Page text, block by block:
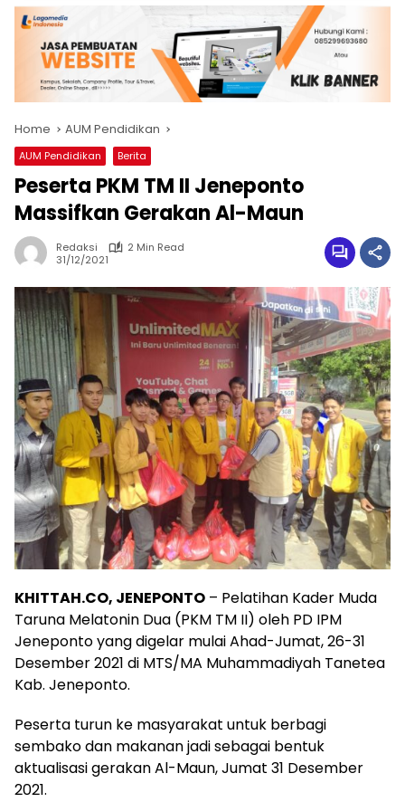
Home AUM Pendidikan
AUM Pendidikan Berita
Peserta PKM TM II Jeneponto
Massifkan Gerakan Al-Maun
Redaksi
2 Min Read
31/12/2021
KHITTAH.CO, JENEPONTO – Pelatihan Kader Muda
Taruna Melatonin Dua (PKM TM II) oleh PD IPM
Jeneponto yang digelar mulai Ahad-Jumat, 26-31
Desember 2021 di MTS/MA Muhammadiyah Tanetea
Kab. Jeneponto.
Peserta turun ke masyarakat untuk berbagi
sembako dan makanan jadi sebagai bentuk
aktualisasi gerakan Al-Maun, Jumat 31 Desember
2021.